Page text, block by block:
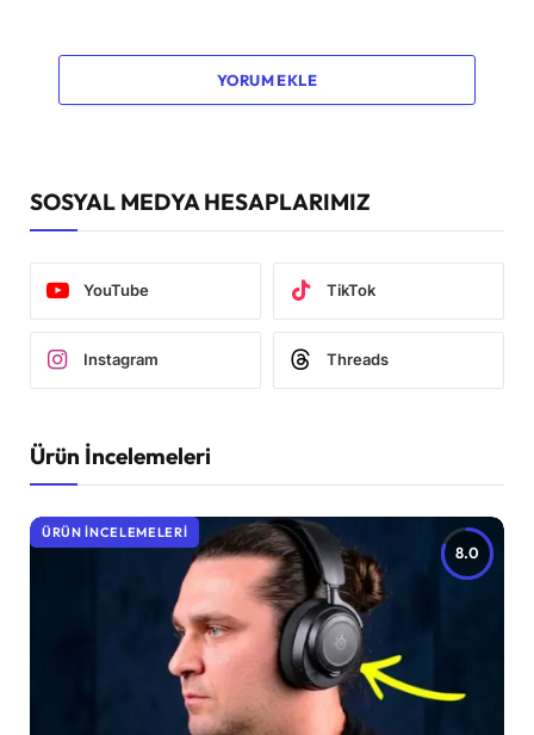
YORUM EKLE
SOSYAL MEDYA HESAPLARIMIZ
YouTube TikTok
Instagram Threads
Ürün İncelemeleri
8.0
ÜRÜN İNCELEMELERI